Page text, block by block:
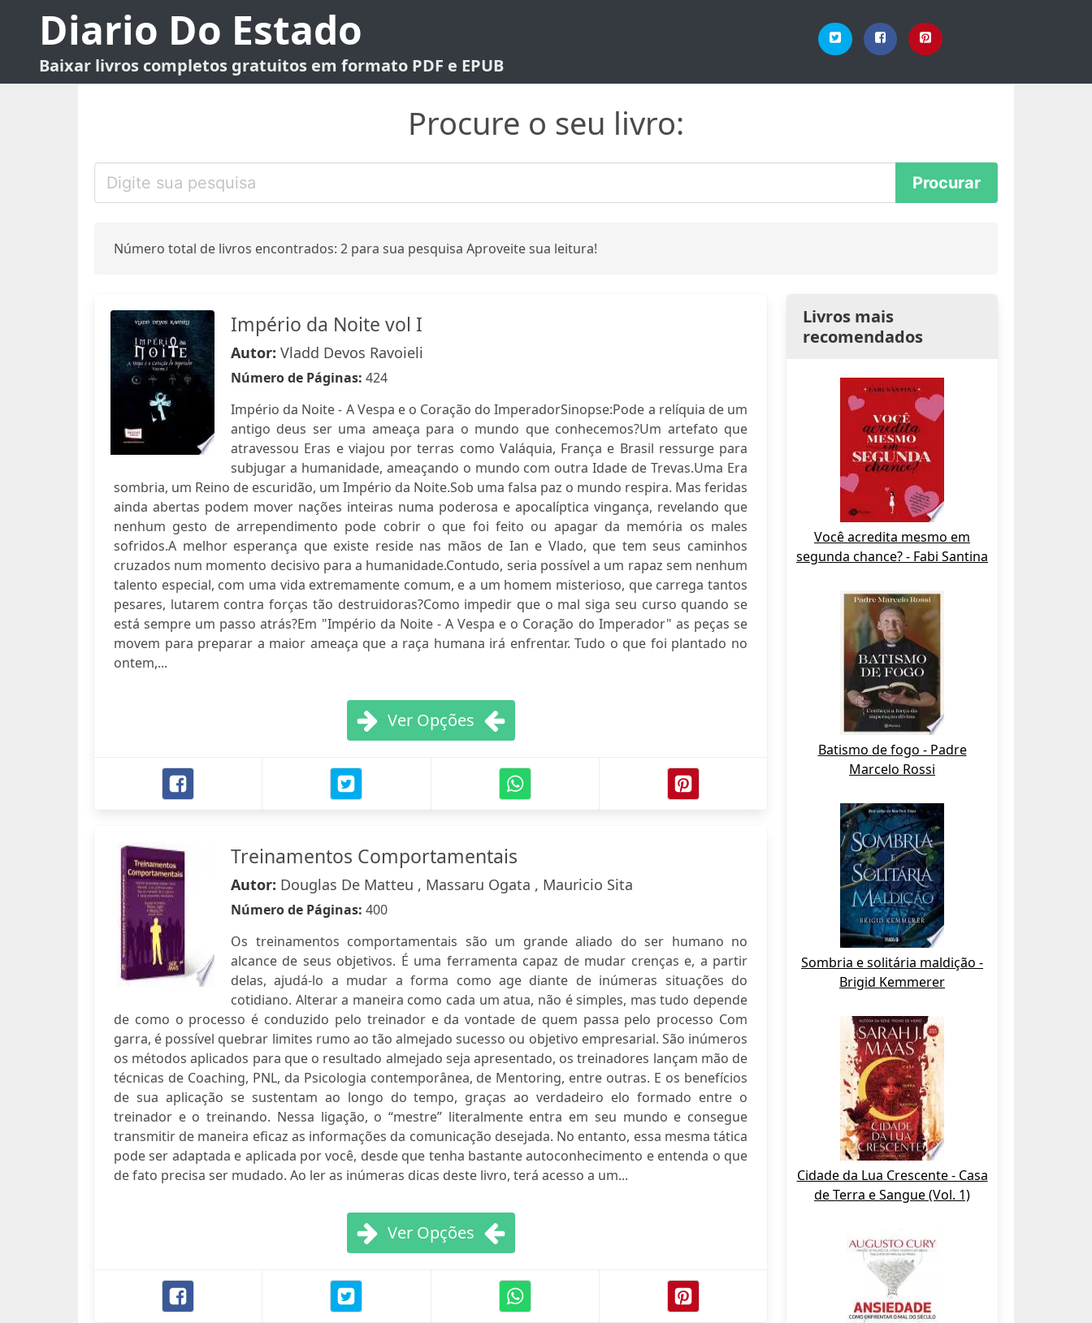
Diario Do Estado
Baixar livros completos gratuitos em formato PDF e EPUB
Procure o seu livro:
Número total de livros encontrados: 2 para sua pesquisa Aproveite sua leitura!
Império da Noite vol I
Autor: Vladd Devos Ravoieli
Número de Páginas: 424
Império da Noite - A Vespa e o Coração do ImperadorSinopse:Pode a relíquia de um
antigo deus ser uma ameaça para o mundo que conhecemos?Um artefato que
atravessou Eras e viajou por terras como Valáquia, França e Brasil ressurge para
subjugar a humanidade, ameaçando o mundo com outra Idade de Trevas.Uma Era
sombria, um Reino de escuridão, um Império da Noite.Sob uma falsa paz o mundo respira. Mas feridas
ainda abertas podem mover nações inteiras numa poderosa e apocalíptica vingança, revelando que
nenhum gesto de arrependimento pode cobrir o que foi feito ou apagar da memória os males
sofridos.A melhor esperança que existe reside nas mãos de Ian e Vlado, que tem seus caminhos
cruzados num momento decisivo para a humanidade.Contudo, seria possível a um rapaz sem nenhum
talento especial, com uma vida extremamente comum, e a um homem misterioso, que carrega tantos
pesares, lutarem contra forças tão destruidoras?Como impedir que o mal siga seu curso quando se
está sempre um passo atrás?Em "Império da Noite - A Vespa e o Coração do Imperador" as peças se
movem para preparar a maior ameaça que a raça humana irá enfrentar. Tudo o que foi plantado no
ontem,...
Ver Opções
Treinamentos Comportamentais
Autor: Douglas De Matteu , Massaru Ogata , Mauricio Sita
Número de Páginas: 400
Os treinamentos comportamentais são um grande aliado do ser humano no
alcance de seus objetivos. É uma ferramenta capaz de mudar crenças e, a partir
delas, ajudá-lo a mudar a forma como age diante de inúmeras situações do
cotidiano. Alterar a maneira como cada um atua, não é simples, mas tudo depende
de como o processo é conduzido pelo treinador e da vontade de quem passa pelo processo Com
garra, é possível quebrar limites rumo ao tão almejado sucesso ou objetivo empresarial. São inúmeros
os métodos aplicados para que o resultado almejado seja apresentado, os treinadores lançam mão de
técnicas de Coaching, PNL, da Psicologia contemporânea, de Mentoring, entre outras. E os benefícios
de sua aplicação se sustentam ao longo do tempo, graças ao verdadeiro elo formado entre o
treinador e o treinando. Nessa ligação, o “mestre” literalmente entra em seu mundo e consegue
transmitir de maneira eficaz as informações da comunicação desejada. No entanto, essa mesma tática
pode ser adaptada e aplicada por você, desde que tenha bastante autoconhecimento e entenda o que
de fato precisa ser mudado. Ao ler as inúmeras dicas deste livro, terá acesso a um...
Ver Opções
Livros mais
recomendados
Você acredita mesmo em
segunda chance? - Fabi Santina
Batismo de fogo - Padre
Marcelo Rossi
Sombria e solitária maldição -
Brigid Kemmerer
Cidade da Lua Crescente - Casa
de Terra e Sangue (Vol. 1)